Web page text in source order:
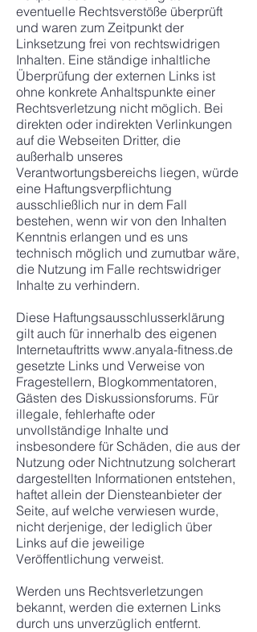
eventuelle Rechtsverstöße überprüft
und waren zum Zeitpunkt der
Linksetzung frei von rechtswidrigen
Inhalten. Eine ständige inhaltliche
Überprüfung der externen Links ist
ohne konkrete Anhaltspunkte einer
Rechtsverletzung nicht möglich. Bei
direkten oder indirekten Verlinkungen
auf die Webseiten Dritter, die
außerhalb unseres
Verantwortungsbereichs liegen, würde
eine Haftungsverpflichtung
ausschließlich nur in dem Fall
bestehen, wenn wir von den Inhalten
Kenntnis erlangen und es uns
technisch möglich und zumutbar wäre,
die Nutzung im Falle rechtswidriger
Inhalte zu verhindern.
Diese Haftungsausschlusserklärung
gilt auch für innerhalb des eigenen
Internetauftritts www.anyala-fitness.de
gesetzte Links und Verweise von
Fragestellern, Blogkommentatoren,
Gästen des Diskussionsforums. Für
illegale, fehlerhafte oder
unvollständige Inhalte und
insbesondere für Schäden, die aus der
Nutzung oder Nichtnutzung solcherart
dargestellten Informationen entstehen,
haftet allein der Diensteanbieter der
Seite, auf welche verwiesen wurde,
nicht derjenige, der lediglich über
Links auf die jeweilige
Veröffentlichung verweist.
Werden uns Rechtsverletzungen
bekannt, werden die externen Links
durch uns unverzüglich entfernt.